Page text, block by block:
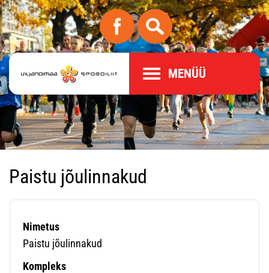
MENÜÜ
Paistu jõulinnakud
Nimetus
Paistu jõulinnakud
Kompleks